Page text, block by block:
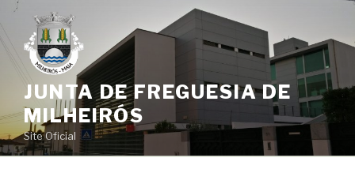
Saltar
o
conteúdo
JUNTA DE FREGUESIA DE
MILHEIRÓS
Site Oficial